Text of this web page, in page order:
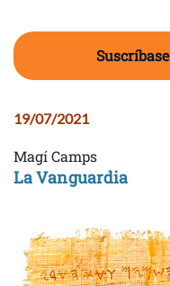
19/07/2021
Magí Camps
La Vanguardia